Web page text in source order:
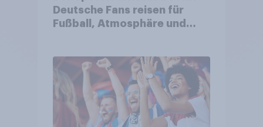
Deutsche Fans reisen für
Fußball, Atmosphäre und